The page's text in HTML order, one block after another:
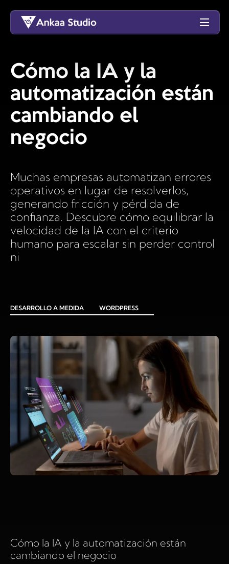
Cómo la IA y la
automatización están
cambiando el
negocio
Muchas empresas automatizan errores
operativos en lugar de resolverlos,
generando fricción y pérdida de
confianza. Descubre cómo equilibrar la
velocidad de la IA con el criterio
humano para escalar sin perder control
ni
DESARROLLO A MEDIDA WORDPRESS
Cómo la IA y la automatización están
cambiando el negocio